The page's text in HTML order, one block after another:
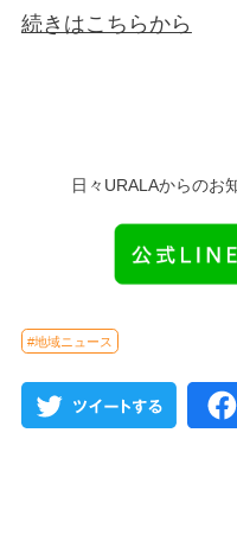
続きはこちらから
日々URALAからのお
#地域ニュース